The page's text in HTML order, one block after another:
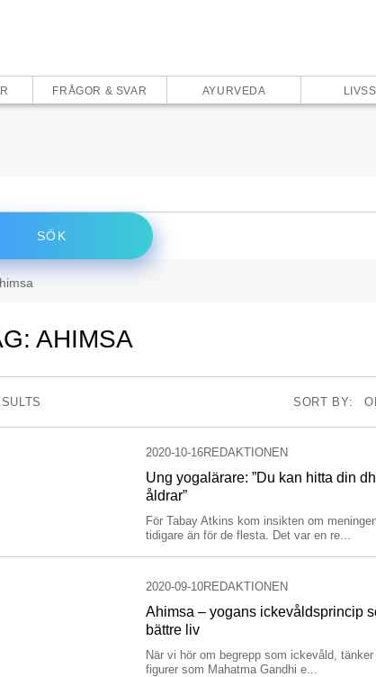
FRÅGOR & SVAR AYURVEDA
AHIMSA
SORT BY:
2020-10-16REDAKTIONEN
Ung yogalärare: ”Du kan hitta din
åldrar”
För Tabay Atkins kom insikten om
tidigare än för de flesta. Det var en re...
2020-09-10REDAKTIONEN
Ahimsa – yogans ickevåldsprincip
bättre liv
När vi hör om begrepp som icke­våld,
figurer som Mahatma Gandhi e...